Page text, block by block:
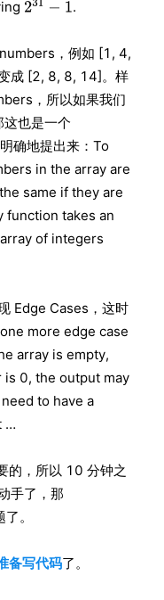
.
，例如 [1, 4,
成 [2, 8, 8, 14]。样
，所以如果我们
也是一个
确地提出来：To
in the array are
same if they are
function takes an
of integers
Edge Cases，这时
more edge case
array is empty,
0, the output may
to have a
…
的，所以 10 分钟之
手了，那
。
备写代码了。